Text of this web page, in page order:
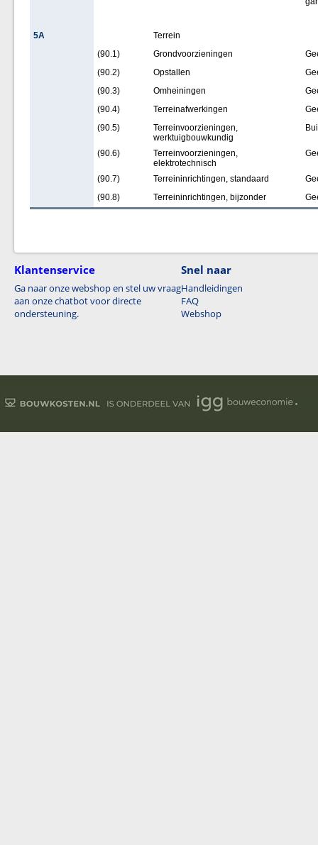
5A
Terrein
(90.1)
Grondvoorzieningen
(90.2)
Opstallen
(90.3)
Omheiningen
(90.4)
Terreinafwerkingen
(90.5)
Terreinvoorzieningen,
werktuigbouwkundig
(90.6)
Terreinvoorzieningen,
elektrotechnisch
(90.7) Terreininrichtingen, standaard
(90.8)
Terreininrichtingen, bijzonder
Klantenservice
Ga naar onze webshop en stel uw vraag
aan onze chatbot voor directe
ondersteuning.
Snel naar
Handleidingen
FAQ
Webshop